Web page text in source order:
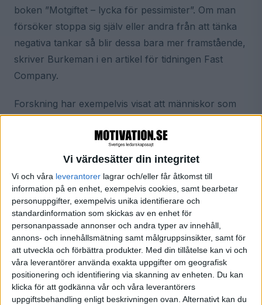
Vi värdesätter din integritet
Vi och våra leverantorer lagrar och/eller får åtkomst till
information på en enhet, exempelvis cookies, samt bearbetar
personuppgifter, exempelvis unika identifierare och
standardinformation som skickas av en enhet för
personanpassade annonser och andra typer av innehåll,
annons- och innehållsmätning samt målgruppsinsikter, samt för
att utveckla och förbättra produkter. Med din tillåtelse kan vi och
våra leverantörer använda exakta uppgifter om geografisk
positionering och identifiering via skanning av enheten. Du kan
klicka för att godkänna vår och våra leverantörers
uppgiftsbehandling enligt beskrivningen ovan. Alternativt kan du
boken ”Motgiftet – lycka för pessimister”. Om man
försöker stoppa sig själv eller andra från att tänka
negativa tankar så blir dessa bara mer framstående,
skriver Burkeman i en artikel för tidningen Fast
Company.
Forskning har exempelvis visat att människor som
har dött, har svårare att återhämta sig om de
anstränger sig för att inte
sörja. Andra studier har
alltför ledsna över en dålig nyhet blir merledsna av
nyheten än andra.
Positivt tänkande fungerar alltså inte, om man ska
tro Burkeman. Istället bör man låta de negativa
tankarna komma, men utan att fästa sig vid dem.
Tillåt dig själv att känna dig omotiverad i ditt jobb
ibland – och sätt sedan igång och jobba. Det finns